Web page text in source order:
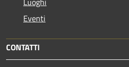
Eventi
CONTATTI